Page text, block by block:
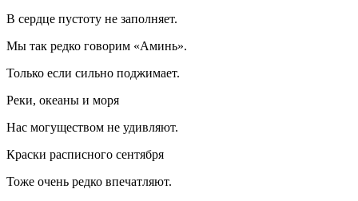
В сердце пустоту не заполняет.
Мы так редко говорим «Аминь».
Только если сильно поджимает.
Реки, океаны и моря
Нас могуществом не удивляют.
Краски расписного сентября
Тоже очень редко впечатляют.